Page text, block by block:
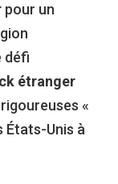
pour un
défi
étranger
«
États-Unis à